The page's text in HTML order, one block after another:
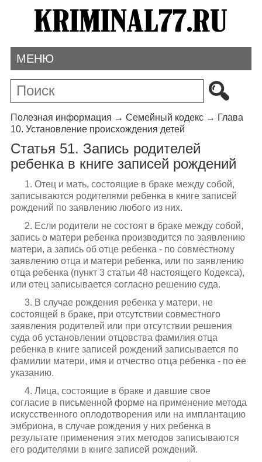
МЕНЮ
Полезная информация → Семейный кодекс→ Глава
10. Установление происхождения детей
Статья 51. Запись родителей
ребенка в книге записей рождений
1. Отец и мать, состоящие в браке между собой,
записываются родителями ребенка в книге записей
рождений по заявлению любого из них.
2. Если родители не состоят в браке между собой,
запись о матери ребенка производится по заявлению
матери, а запись об отце ребенка - по совместному
заявлению отца и матери ребенка, или по заявлению
отца ребенка (пункт 3 статьи 48 настоящего Кодекса),
или отец записывается согласно решению суда.
3. В случае рождения ребенка у матери, не
состоящей в браке, при отсутствии совместного
заявления родителей или при отсутствии решения
суда об установлении отцовства фамилия отца
ребенка в книге записей рождений записывается по
фамилии матери, имя и отчество отца ребенка - по ее
указанию.
4. Лица, состоящие в браке и давшие свое
согласие в письменной форме на применение метода
искусственного оплодотворения или на имплантацию
эмбриона, в случае рождения у них ребенка в
результате применения этих методов записываются
его родителями в книге записей рождений.